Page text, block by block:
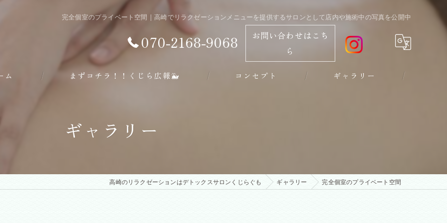
完全個室のプライベート空間 | 高崎でリラクゼーションメニューを提供するサロンとして店内や施術中の写真を公開中
070-2168-9068
お問い合わせはこち
ら
ム まずコチラ！！くじら広報🐳 コンセプト ギャラリー
ギャラリー
高崎のリラクゼーションはデトックスサロンくじらぐも ギャラリー 完全個室のプライベート空間